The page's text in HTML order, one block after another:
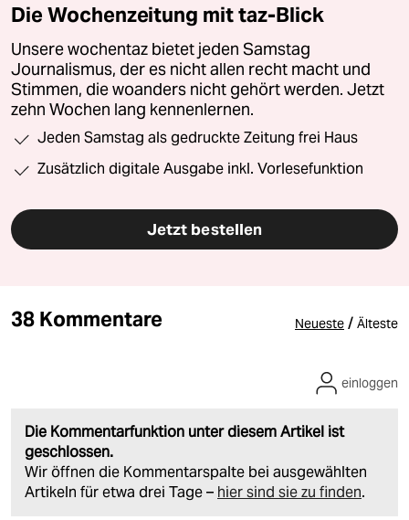
Die Wochenzeitung mit taz-Blick
Unsere wochentaz bietet jeden Samstag
Journalismus, der es nicht allen recht macht und
Stimmen, die woanders nicht gehört werden. Jetzt
zehn Wochen lang kennenlernen.
Jeden Samstag als gedruckte Zeitung frei Haus
Zusätzlich digitale Ausgabe inkl. Vorlesefunktion
Jetzt bestellen
38 Kommentare Neueste / Älteste
Die Kommentarfunktion unter diesem Artikel ist
geschlossen.
Wir öffnen die Kommentarspalte bei ausgewählten
Artikeln für etwa drei Tage – hier sind sie zu finden.
einloggen